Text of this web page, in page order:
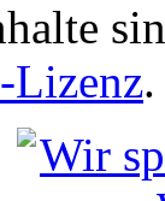
Lizenz.